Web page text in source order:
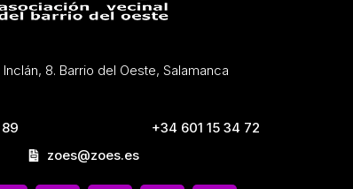
Inclán, 8. Barrio del Oeste, Salamanca
+34 601 15 34 72
zoes@zoes.es